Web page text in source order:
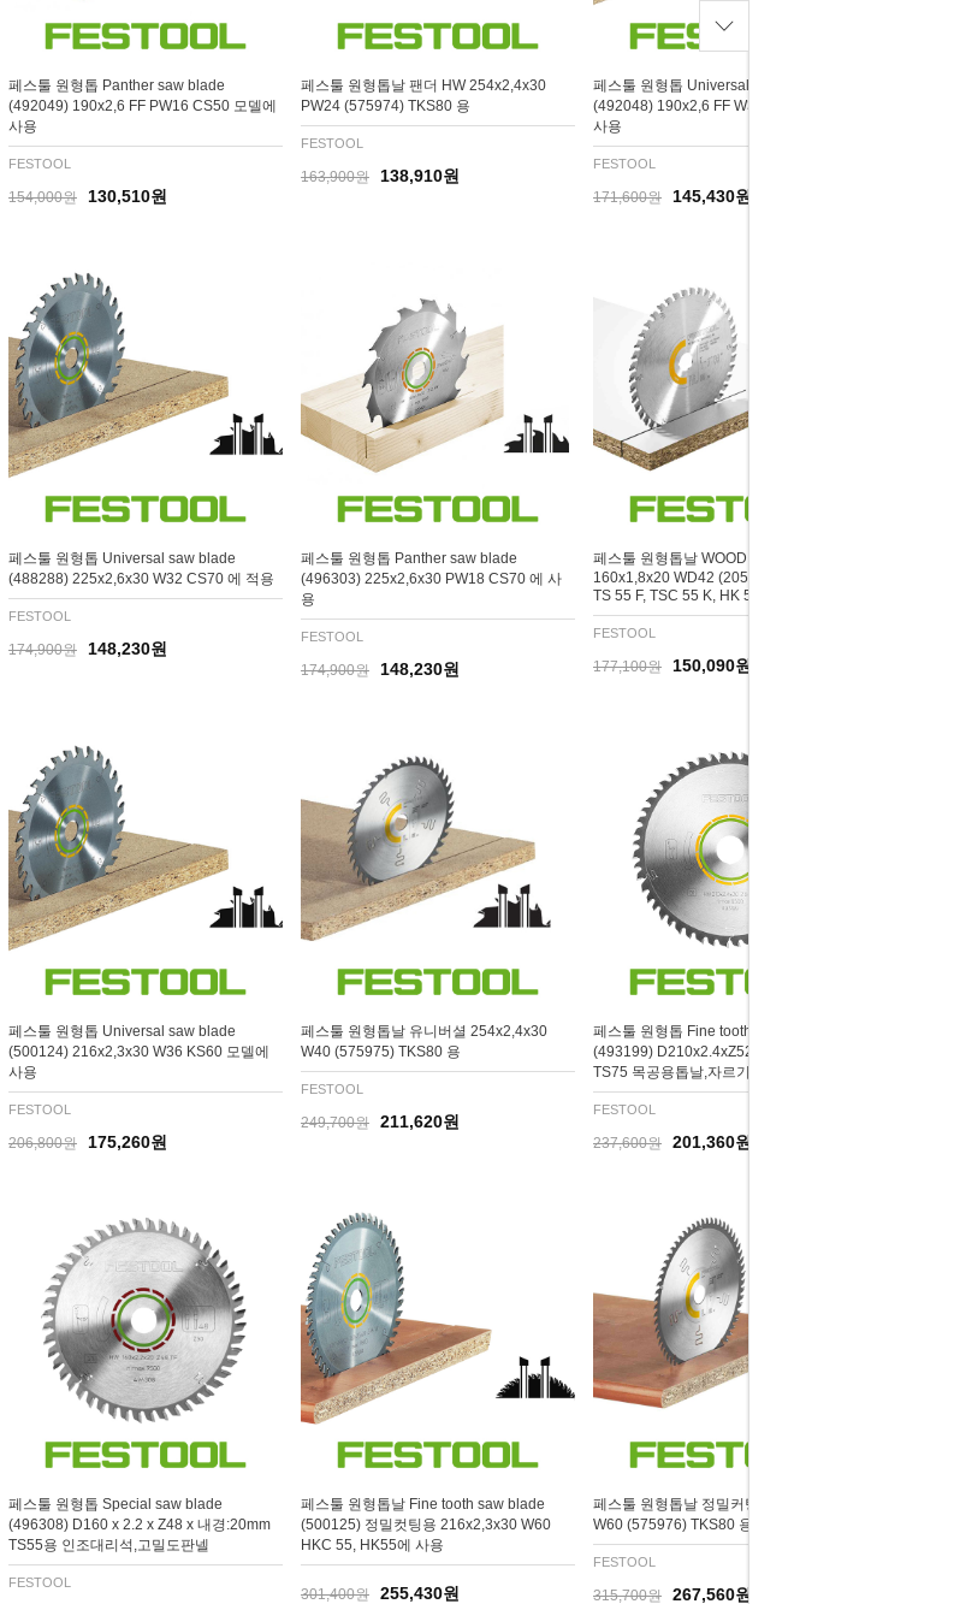
페스툴 원형톱 Panther saw blade
(492049) 190x2,6 FF PW16 CS50 모델에
사용
FESTOOL
154,000원 130,510원
페스툴 원형톱날 팬더 HW 254x2,4x30
PW24 (575974) TKS80 용
FESTOOL
163,900원 138,910원
페스툴 원형톱 Universal saw blade
(492048) 190x2,6 FF W32 CS50 모델에
사용
FESTOOL
171,600원 145,430원
페스툴 원형톱 Universal saw blade
(488288) 225x2,6x30 W32 CS70 에 적용
FESTOOL
174,900원 148,230원
페스툴 원형톱 Panther saw blade
(496303) 225x2,6x30 PW18 CS70 에 사
용
FESTOOL
174,900원 148,230원
페스툴 원형톱날 WOOD FINE CUT HHW
160x1,8x20 WD42 (205553)
TS 55 F, TSC 55 K, HK 55 및 HKC 55용
FESTOOL
177,100원 150,090원
페스툴 원형톱 Universal saw blade
(500124) 216x2,3x30 W36 KS60 모델에
사용
FESTOOL
206,800원 175,260원
페스툴 원형톱날 유니버셜 254x2,4x30
W40 (575975) TKS80 용
FESTOOL
249,700원 211,620원
페스툴 원형톱 Fine tooth saw blade
(493199) D210x2.4xZ52x내경30mm
TS75 목공용톱날,자르기용
FESTOOL
237,600원 201,360원
페스툴 원형톱 Special saw blade
(496308) D160 x 2.2 x Z48 x 내경:20mm
TS55용 인조대리석,고밀도판넬
FESTOOL
페스툴 원형톱날 Fine tooth saw blade
(500125) 정밀컷팅용 216x2,3x30 W60
HKC 55, HK55에 사용
301,400원 255,430원
페스툴 원형톱날 정밀커팅 HW 254x2,4x30
W60 (575976) TKS80 용
FESTOOL
315,700원 267,560원